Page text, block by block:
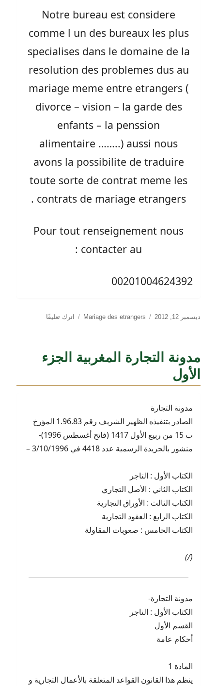
Notre bureau est considere
comme l un des bureaux les plus
specialises dans le domaine de la
resolution des problemes dus au
mariage meme entre etrangers (
divorce – vision – la garde des
enfants – la penssion
alimentaire ……..) aussi nous
avons la possibilite de traduire
toute sorte de contrat meme les
contrats de mariage etrangers .
Pour tout renseignement nous
contacter au :
00201004624392
نُشرت
ديسمبر 12, 2012 التصنيفات
Mariage des etrangers اترك تعليقًا
مدونة التجارة المغربية الجزء
الأول
مدونة التجارة
الصادر بتنفيذه الظهير الشريف رقم 1.96.83 المؤرخ
ب 15 من ربيع الأول 1417 (فاتح أغسطس 1996)-
منشور بالجريدة الرسمية عدد 4418 في 3/10/1996 –
الكتاب الأول : التاجر
الكتاب الثاني : الأصل التجاري
الكتاب الثالث : الأوراق التجارية
الكتاب الرابع : العقود التجارية
الكتاب الخامس : صعوبات المقاولة
(/)
مدونة التجارة-
الكتاب الأول : التاجر
القسم الأول
أحكام عامة
المادة 1
ينظم هذا القانون القواعد المتعلقة بالأعمال التجارية و